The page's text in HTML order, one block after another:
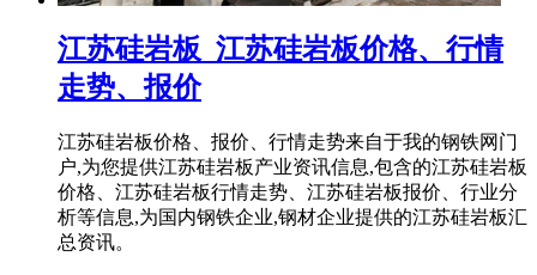
江苏硅岩板_江苏硅岩板价格、行情
走势、报价
江苏硅岩板价格、报价、行情走势来自于我的钢铁网门
户,为您提供江苏硅岩板产业资讯信息,包含的江苏硅岩板
价格、江苏硅岩板行情走势、江苏硅岩板报价、行业分
析等信息,为国内钢铁企业,钢材企业提供的江苏硅岩板汇
总资讯。